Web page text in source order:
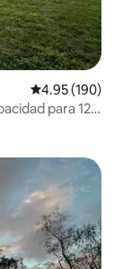
Calificación
4.95 (190)
para 12